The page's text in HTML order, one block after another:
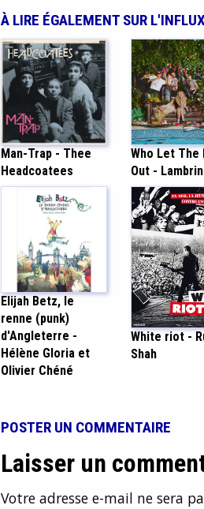
À LIRE ÉGALEMENT SUR
Man-Trap - Thee
Headcoatees
Who Let The
Out -
Elijah Betz, le
renne (punk)
d'Angleterre -
Hélène Gloria et
Olivier Chéné
White riot -
Shah
POSTER UN COMMENTAIRE
Laisser un
Votre adresse e-mail ne sera